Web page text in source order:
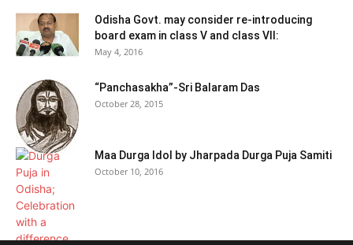
Odisha Govt. may consider re-introducing
board exam in class V and class VII:
May 4, 2016
“Panchasakha”-Sri Balaram Das
October 28, 2015
Maa Durga Idol by Jharpada Durga Puja Samiti
October 10, 2016